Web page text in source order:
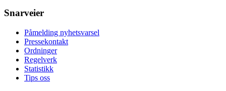
Snarveier
Påmelding nyhetsvarsel
Pressekontakt
Ordninger
Regelverk
Statistikk
Tips oss